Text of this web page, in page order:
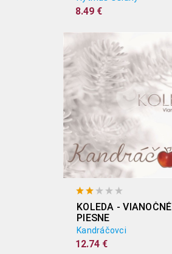
8.49 €
KOLEDA - VIANOČNÉ
PIESNE
Kandráčovci
12.74 €